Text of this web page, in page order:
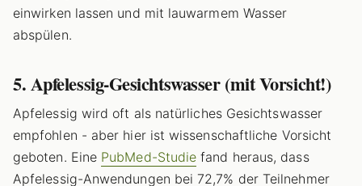
einwirken lassen und mit lauwarmem Wasser
abspülen.
5. Apfelessig-Gesichtswasser (mit Vorsicht!)
Apfelessig wird oft als natürliches Gesichtswasser
empfohlen - aber hier ist wissenschaftliche Vorsicht
geboten. Eine PubMed-Studie fand heraus, dass
Apfelessig-Anwendungen bei 72,7% der Teilnehmer